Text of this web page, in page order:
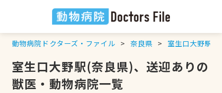
動物病院ドクターズ・ファイル 奈良県 室生口大野駅
室生口大野駅(奈良県)、送迎ありの
獣医・動物病院一覧